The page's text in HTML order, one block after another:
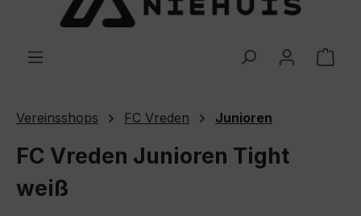
Vereinsshops FC Vreden Junioren
FC Vreden Junioren Tight
weiß